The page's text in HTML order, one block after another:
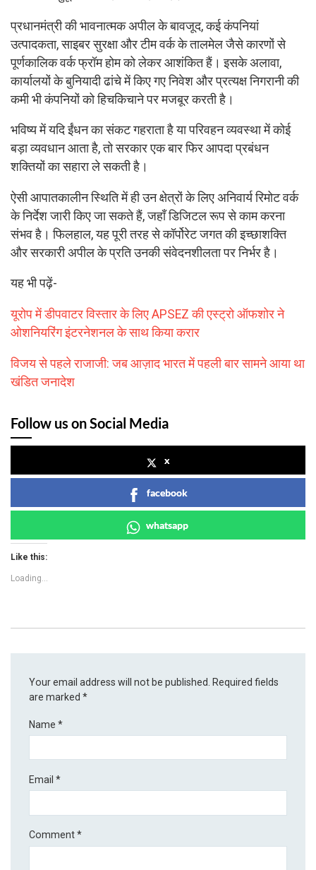
प्रधानमंत्री की भावनात्मक अपील के बावजूद, कई कंपनियां
उत्पादकता, साइबर सुरक्षा और टीम वर्क के तालमेल जैसे कारणों से
पूर्णकालिक वर्क फ्रॉम होम को लेकर आशंकित हैं। इसके अलावा,
कार्यालयों के बुनियादी ढांचे में किए गए निवेश और प्रत्यक्ष निगरानी की
कमी भी कंपनियों को हिचकिचाने पर मजबूर करती है।
भविष्य में यदि ईंधन का संकट गहराता है या परिवहन व्यवस्था में कोई
बड़ा व्यवधान आता है, तो सरकार एक बार फिर आपदा प्रबंधन
शक्तियों का सहारा ले सकती है।
ऐसी आपातकालीन स्थिति में ही उन क्षेत्रों के लिए अनिवार्य रिमोट वर्क
के निर्देश जारी किए जा सकते हैं, जहाँ डिजिटल रूप से काम करना
संभव है। फिलहाल, यह पूरी तरह से कॉर्पोरेट जगत की इच्छाशक्ति
और सरकारी अपील के प्रति उनकी संवेदनशीलता पर निर्भर है।
यह भी पढ़ें-
यूरोप में डीपवाटर विस्तार के लिए APSEZ की एस्ट्रो ऑफशोर ने
ओशनियरिंग इंटरनेशनल के साथ किया करार
विजय से पहले राजाजी: जब आज़ाद भारत में पहली बार सामने आया था
खंडित जनादेश
Follow us on Social Media
x
facebook
whatsapp
Like this:
Loading...
Your email address will not be published.
Required fields
are marked*
Name*
Email*
Comment*